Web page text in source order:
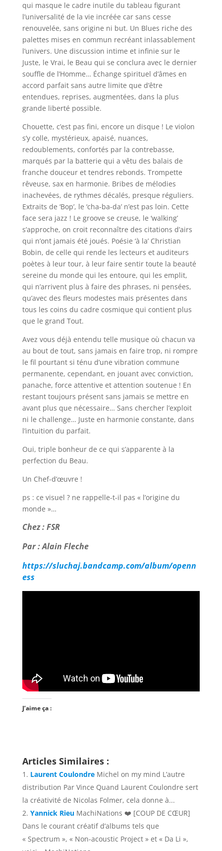
qui masque le cadre inutile du tableau figurant
l’universalité de la vie incréée car sans cesse
renouvelée, sans origine ni but. Un Blues riche des
palettes mises en commun recréant inlassablement
l’univers. Une discussion intime et infinie sur le
Juste, le Vrai, le Beau qui se conclura avec le dernier
souffle de l’Homme… Échange spirituel d’âmes en
accord parfait sans autre limite que d’être
entendues, reprises, augmentées, dans la plus
grande liberté possible.
Chouette, c’est pas fini, encore un disque ! Le violon
s’y colle, mystérieux, apaisé, nuances,
redoublements, confortés par la contrebasse,
marqués par la batterie qui a vêtu des balais de
franche douceur et tendres rebonds. Trompette
rêveuse, sax en harmonie. Bribes de mélodies
inachevées, de rythmes décalés, presque réguliers.
Extraits de ‘Bop’, le ‘cha-ba-da’ n’est pas loin. Cette
face sera jazz ! Le groove se creuse, le ‘walking’
s’approche, on croit reconnaître des citations d’airs
qui n’ont jamais été joués. Poésie ‘à la’ Christian
Bobin, de celle qui rende les lecteurs et auditeurs
poètes à leur tour, à leur faire sentir toute la beauté
sereine du monde qui les entoure, qui les emplit,
qui n’arrivent plus à faire des phrases, ni pensées,
qu’avec des fleurs modestes mais présentes dans
tous les coins du cadre cosmique qui contient plus
que le grand Tout.
Avez vous déjà entendu telle musique où chacun va
au bout de tout, sans jamais en faire trop, ni rompre
le fil pourtant si ténu d’une vibration commune
permanente, cependant, en jouant avec conviction,
panache, force attentive et attention soutenue ! En
restant toujours présent sans jamais se mettre en
avant plus que nécessaire… Sans chercher l’exploit
ni le challenge… Juste en harmonie constante, dans
l’intuition du parfait.
Oui, triple bonheur de ce qui s’apparente à la
perfection du Beau.
Un Chef-d’œuvre !
ps : ce visuel ? ne rappelle-t-il pas « l’origine du
monde »…
Chez : FSR
Par : Alain Fleche
https://sluchaj.bandcamp.com/album/openn
ess
J’aime ça :
Articles Similaires :
Laurent Coulondre Michel on my mind L’autre
distribution Par Vince Quand Laurent Coulondre sert
la créativité de Nicolas Folmer, cela donne à...
Yannick Rieu MachiNations ❤️ [COUP DE CŒUR]
Dans le courant créatif d’albums tels que
« Spectrum », « Non-acoustic Project » et « Da Li »,